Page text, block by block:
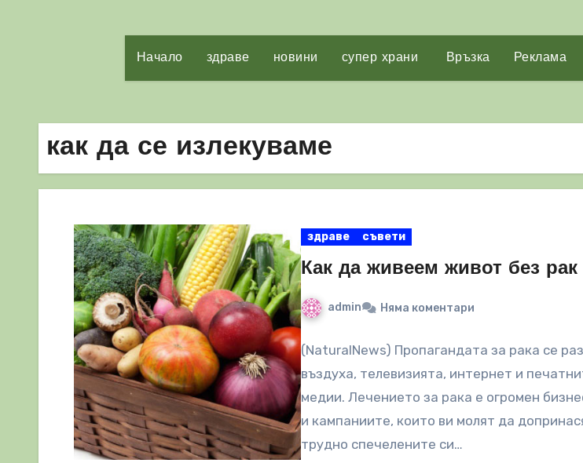
Начало здраве новини супер храни Връзка Реклама
как да се излекуваме
здраве съвети
Как да живеем живот без рак
admin Няма коментари
(NaturalNews) Пропагандата за рака се
въздуха, телевизията, интернет и
медии. Лечението за рака е огромен
и кампаниите, които ви молят да
трудно спечелените си…